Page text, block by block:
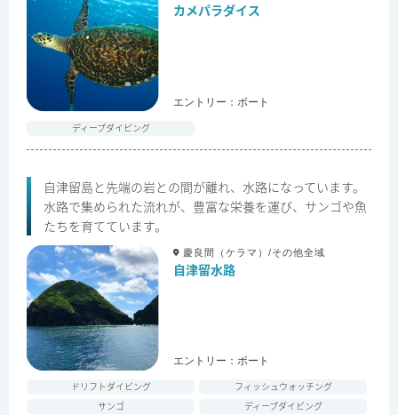
カメパラダイス
エントリー： ボート
ディープダイビング
自津留島と先端の岩との間が離れ、水路になっています。
水路で集められた流れが、豊富な栄養を運び、サンゴや魚
たちを育てています。
慶良間（ケラマ）/その他全域
自津留水路
エントリー： ボート
ドリフトダイビング
フィッシュウォッチング
サンゴ
ディープダイビング